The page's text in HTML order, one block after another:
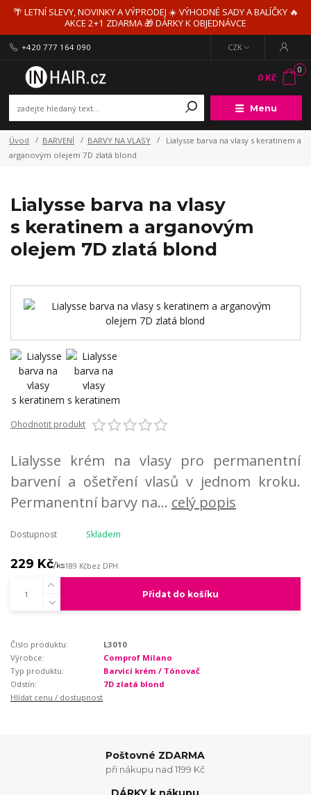
🌴 LETNÍ SLEVY, NOVINKY A VÝPRODEJ ☀️ VÝHODNÉ SADY A BALÍČKY 🔥
AKCE 2+1 ZDARMA 🎁 DÁRKY K OBJEDNÁVCE
Menu
CZK
+420 777 164 090
0
0 Kč
Úvod BARVENÍ BARVY NA VLASY
Lialysse barva na vlasy s keratinem a
arganovým olejem 7D zlatá blond
Lialysse barva na vlasy
s keratinem a arganovým
olejem 7D zlatá blond
Ohodnotit produkt
Lialysse krém na vlasy pro permanentní
barvení a ošetření vlasů v jednom kroku.
Permanentní barvy na... celý popis
Dostupnost Skladem
229 Kč/ks189 Kčbez DPH
Přidat do košíku
Číslo produktu:
L3010
Výrobce:
Comprof Milano
Typ produktu:
Barvicí krém / Tónovač
Odstín:
7D zlatá blond
Hlídat cenu / dostupnost
Poštovné ZDARMA
při nákupu nad 1199 Kč